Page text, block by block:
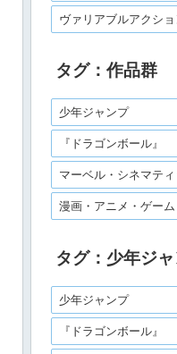
ヴァリアブルアクシ
タグ：作品群
少年ジャンプ
『ドラゴンボール』
マーベル・シネマテ
漫画・アニメ・ゲーム
タグ：少年ジ
少年ジャンプ
『ドラゴンボール』